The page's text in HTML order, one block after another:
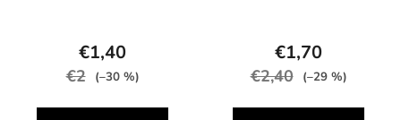
€1,40
€2 (–30 %)
€1,70
€2,40 (–29 %)